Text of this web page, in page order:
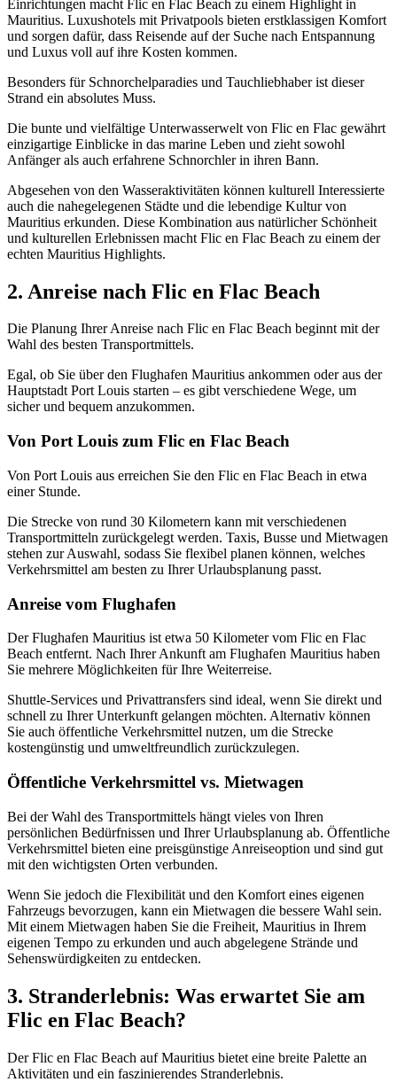
Einrichtungen macht Flic en Flac Beach zu einem Highlight in
Mauritius. Luxushotels mit Privatpools bieten erstklassigen Komfort
und sorgen dafür, dass Reisende auf der Suche nach Entspannung
und Luxus voll auf ihre Kosten kommen.
Besonders für Schnorchelparadies und Tauchliebhaber ist dieser
Strand ein absolutes Muss.
Die bunte und vielfältige Unterwasserwelt von Flic en Flac gewährt
einzigartige Einblicke in das marine Leben und zieht sowohl
Anfänger als auch erfahrene Schnorchler in ihren Bann.
Abgesehen von den Wasseraktivitäten können kulturell Interessierte
auch die nahegelegenen Städte und die lebendige Kultur von
Mauritius erkunden. Diese Kombination aus natürlicher Schönheit
und kulturellen Erlebnissen macht Flic en Flac Beach zu einem der
echten Mauritius Highlights.
2. Anreise nach Flic en Flac Beach
Die Planung Ihrer Anreise nach Flic en Flac Beach beginnt mit der
Wahl des besten Transportmittels.
Egal, ob Sie über den Flughafen Mauritius ankommen oder aus der
Hauptstadt Port Louis starten – es gibt verschiedene Wege, um
sicher und bequem anzukommen.
Von Port Louis zum Flic en Flac Beach
Von Port Louis aus erreichen Sie den Flic en Flac Beach in etwa
einer Stunde.
Die Strecke von rund 30 Kilometern kann mit verschiedenen
Transportmitteln zurückgelegt werden. Taxis, Busse und Mietwagen
stehen zur Auswahl, sodass Sie flexibel planen können, welches
Verkehrsmittel am besten zu Ihrer Urlaubsplanung passt.
Anreise vom Flughafen
Der Flughafen Mauritius ist etwa 50 Kilometer vom Flic en Flac
Beach entfernt. Nach Ihrer Ankunft am Flughafen Mauritius haben
Sie mehrere Möglichkeiten für Ihre Weiterreise.
Shuttle-Services und Privattransfers sind ideal, wenn Sie direkt und
schnell zu Ihrer Unterkunft gelangen möchten. Alternativ können
Sie auch öffentliche Verkehrsmittel nutzen, um die Strecke
kostengünstig und umweltfreundlich zurückzulegen.
Öffentliche Verkehrsmittel vs. Mietwagen
Bei der Wahl des Transportmittels hängt vieles von Ihren
persönlichen Bedürfnissen und Ihrer Urlaubsplanung ab. Öffentliche
Verkehrsmittel bieten eine preisgünstige Anreiseoption und sind gut
mit den wichtigsten Orten verbunden.
Wenn Sie jedoch die Flexibilität und den Komfort eines eigenen
Fahrzeugs bevorzugen, kann ein Mietwagen die bessere Wahl sein.
Mit einem Mietwagen haben Sie die Freiheit, Mauritius in Ihrem
eigenen Tempo zu erkunden und auch abgelegene Strände und
Sehenswürdigkeiten zu entdecken.
3. Stranderlebnis: Was erwartet Sie am
Flic en Flac Beach?
Der Flic en Flac Beach auf Mauritius bietet eine breite Palette an
Aktivitäten und ein faszinierendes Stranderlebnis.